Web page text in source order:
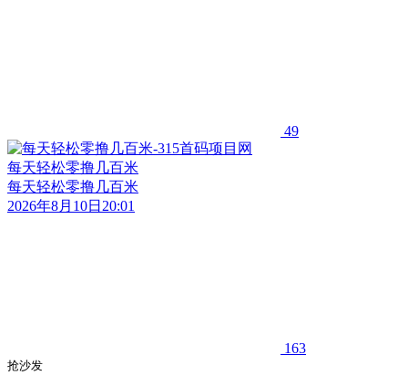
49
每天轻松零撸几百米
每天轻松零撸几百米
2026年8月10日20:01
163
抢沙发